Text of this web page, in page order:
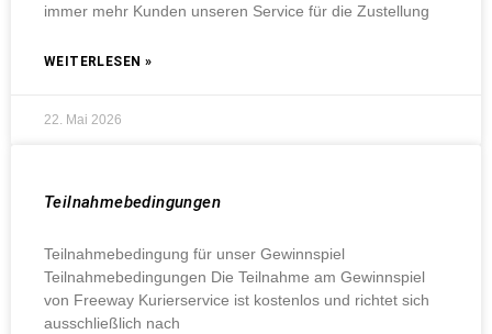
immer mehr Kunden unseren Service für die Zustellung
WEITERLESEN »
22. Mai 2026
Teilnahmebedingungen
Teilnahmebedingung für unser Gewinnspiel
Teilnahmebedingungen Die Teilnahme am Gewinnspiel
von Freeway Kurierservice ist kostenlos und richtet sich
ausschließlich nach